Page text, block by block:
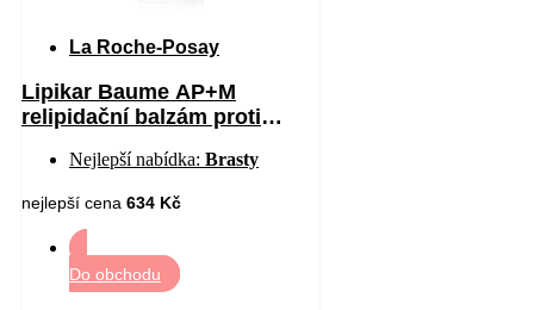
La Roche-Posay
Lipikar Baume AP+M
relipidační balzám proti
pokožky 400 ml
Nejlepší nabídka: Brasty
nejlepší cena 634 Kč
Do obchodu